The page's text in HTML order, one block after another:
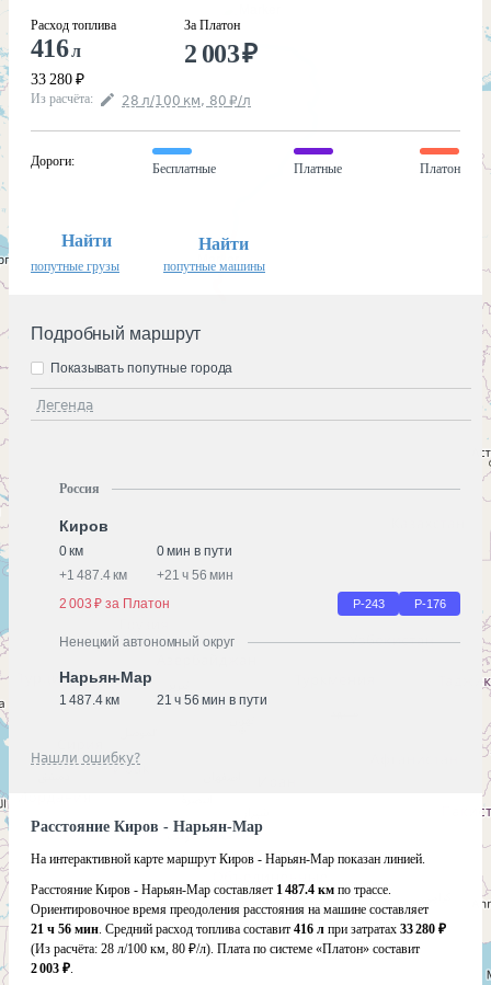
Расход топлива
416л
33 280 ₽
За Платон
2 003₽
Из расчёта: 28 л/100 км, 80 ₽/л
Дороги:
Бесплатные Платные Платон
Найти
попутные грузы
Найти
попутные машины
Подробный маршрут
Легенда
Показывать попутные города
Россия
Киров
0 км
0 мин в пути
+1 487.4 км +21 ч 56 мин
2 003 ₽ за Платон
Р-243 Р-176
Ненецкий автономный округ
Нарьян-Мар
1 487.4 км 21 ч 56 мин в пути
Нашли ошибку?
Расстояние Киров - Нарьян-Мар
На интерактивной карте маршрут Киров - Нарьян-Мар показан линией.
Расстояние Киров - Нарьян-Мар составляет 1 487.4 км по трассе.
Ориентировочное время преодоления расстояния на машине составляет
21 ч 56 мин. Средний расход топлива составит 416 л при затратах 33 280 ₽
(Из расчёта: 28 л/100 км, 80 ₽/л). Плата по системе «Платон» составит
2 003 ₽.